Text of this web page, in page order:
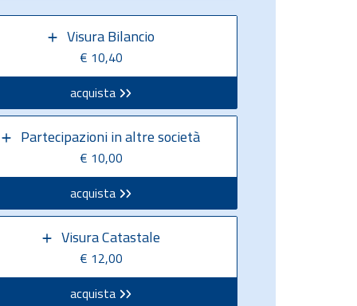
Visura Bilancio
€ 10,40
acquista
Partecipazioni in altre società
€ 10,00
acquista
Visura Catastale
€ 12,00
acquista